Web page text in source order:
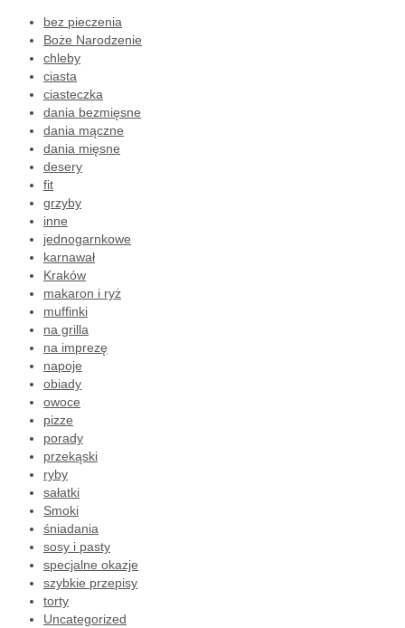
bez pieczenia
Boże Narodzenie
chleby
ciasta
ciasteczka
dania bezmięsne
dania mączne
dania mięsne
desery
fit
grzyby
inne
jednogarnkowe
karnawał
Kraków
makaron i ryż
muffinki
na grilla
na imprezę
napoje
obiady
owoce
pizze
porady
przekąski
ryby
sałatki
Smoki
śniadania
sosy i pasty
specjalne okazje
szybkie przepisy
torty
Uncategorized